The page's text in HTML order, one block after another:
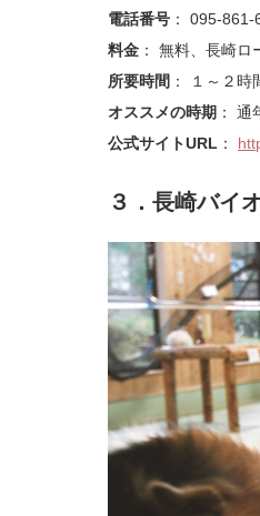
電話番号 ： 095-861-
料金 ： 無料、長崎
所要時間 ： １～２時
オススメの時期 ： 通
公式サイトURL ：
３．長崎バイ